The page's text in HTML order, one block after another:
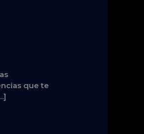
que te